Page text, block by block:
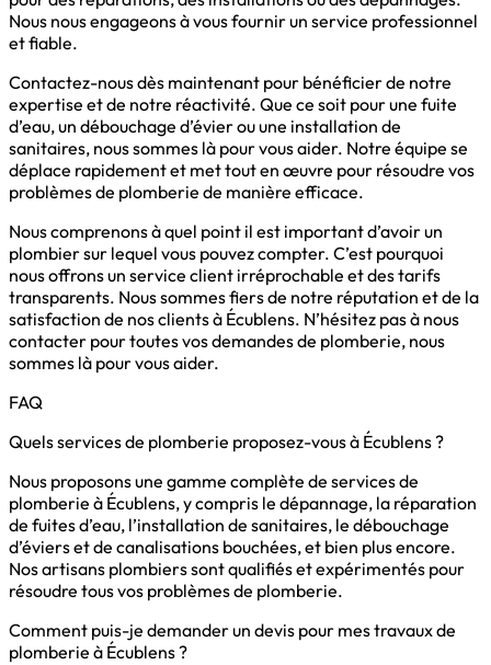
Nous nous engageons à vous fournir un service professionnel
et fiable.
Contactez-nous dès maintenant pour bénéficier de notre
expertise et de notre réactivité. Que ce soit pour une fuite
d’eau, un débouchage d’évier ou une installation de
sanitaires, nous sommes là pour vous aider. Notre équipe se
déplace rapidement et met tout en œuvre pour résoudre vos
problèmes de plomberie de manière efficace.
Nous comprenons à quel point il est important d’avoir un
plombier sur lequel vous pouvez compter. C’est pourquoi
nous offrons un service client irréprochable et des tarifs
transparents. Nous sommes fiers de notre réputation et de la
satisfaction de nos clients à Écublens. N’hésitez pas à nous
contacter pour toutes vos demandes de plomberie, nous
sommes là pour vous aider.
FAQ
Quels services de plomberie proposez-vous à Écublens ?
Nous proposons une gamme complète de services de
plomberie à Écublens, y compris le dépannage, la réparation
de fuites d’eau, l’installation de sanitaires, le débouchage
d’éviers et de canalisations bouchées, et bien plus encore.
Nos artisans plombiers sont qualifiés et expérimentés pour
résoudre tous vos problèmes de plomberie.
Comment puis-je demander un devis pour mes travaux de
plomberie à Écublens ?